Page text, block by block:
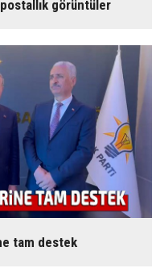
görüntüler
tam destek